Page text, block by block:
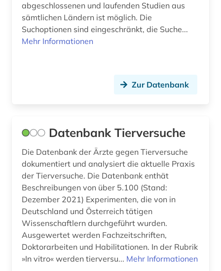
spanisch (1)
spektroskopie (1)
stoffdaten (1)
stoffdatenbank (1)
stoffliste (1)
substanz (1)
suchmaschine (1)
synthetische methoden (1)
südafrika (1)
abgeschlossenen und laufenden Studien aus
sämtlichen Ländern ist möglich. Die
Suchoptionen sind eingeschränkt, die Suche...
Mehr Informationen
Zur Datenbank
Datenbank Tierversuche
Die Datenbank der Ärzte gegen Tierversuche
dokumentiert und analysiert die aktuelle Praxis
der Tierversuche. Die Datenbank enthät
Beschreibungen von über 5.100 (Stand:
Dezember 2021) Experimenten, die von in
Deutschland und Österreich tätigen
Wissenschaftlern durchgeführt wurden.
Ausgewertet werden Fachzeitschriften,
Doktorarbeiten und Habilitationen. In der Rubrik
»In vitro« werden tierversu... Mehr Informationen